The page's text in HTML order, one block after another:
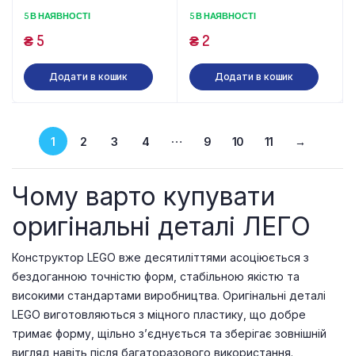
5 В НАЯВНОСТІ
₴5
Додати в кошик
5 В НАЯВНОСТІ
₴2
Додати в кошик
1 2 3 4 … 9 10 11 →
Чому варто купувати
оригінальні деталі ЛЕГО
Конструктор LEGO вже десятиліттями асоціюється з
бездоганною точністю форм, стабільною якістю та
високими стандартами виробництва. Оригінальні деталі
LEGO виготовляються з міцного пластику, що добре
тримає форму, щільно з’єднується та зберігає зовнішній
вигляд навіть після багаторазового використання.